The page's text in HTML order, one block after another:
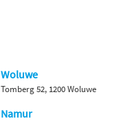
Woluwe
Tomberg 52, 1200 Woluwe
Namur